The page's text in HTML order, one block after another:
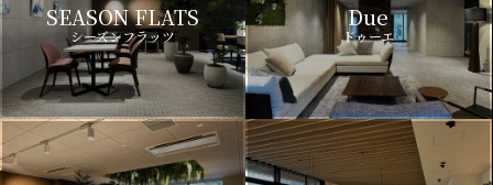
SEASON FLATS
シーズンフラッツ
Due
ドゥーエ